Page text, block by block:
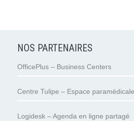
NOS PARTENAIRES
OfficePlus – Business Centers
Centre Tulipe – Espace
Logidesk – Agenda en ligne partagé